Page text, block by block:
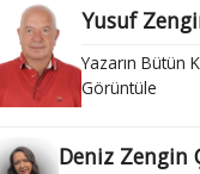
Yusuf
Yazarın Bütün
Görüntüle
Deniz Zengin